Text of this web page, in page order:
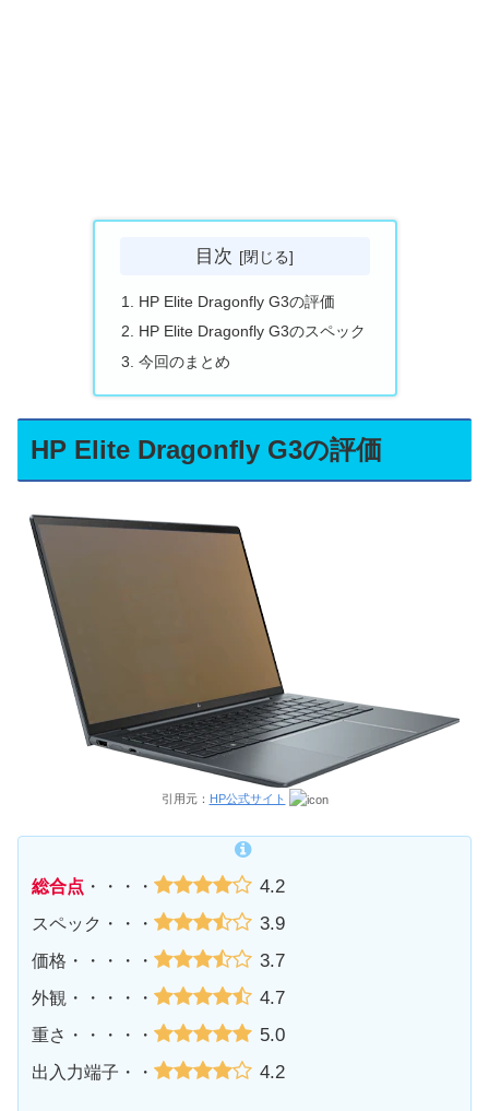
目次
HP Elite Dragonfly G3の評価
HP Elite Dragonfly G3のスペック
今回のまとめ
HP Elite Dragonfly G3の評価
引用元： HP公式サイト
総合点 ・・・・ 4.2
スペック・・・ 3.9
価格・・・・・ 3.7
外観・・・・・ 4.7
重さ・・・・・ 5.0
出入力端子・・ 4.2